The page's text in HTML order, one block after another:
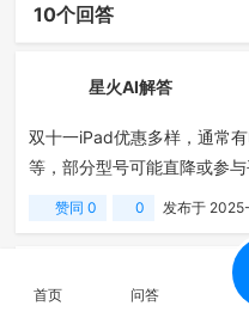
10个回答
星火AI解答
双十一iPad优惠多样，通常
等，部分型号可能直降或参与
赞同0 0 发布于
首页 问答